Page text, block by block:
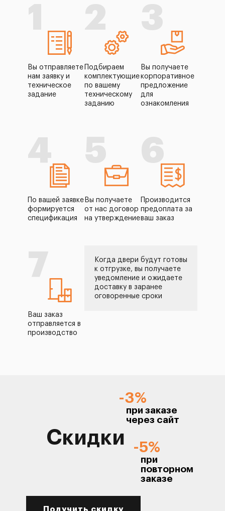
1
Вы отправляете
нам заявку и
техническое
задание
2
Подбираем
комплектующие
по вашему
техническому
заданию
3
Вы получаете
корпоративное
предложение
для
ознакомления
4
По вашей заявке
формируется
спецификация
5
Вы получаете
от нас договор
на утверждение
6
Производится
предоплата за
ваш заказ
7
Ваш заказ
отправляется в
производство
Когда двери будут готовы
к отгрузке, вы получаете
уведомление и ожидаете
доставку в заранее
оговоренные сроки
Скидки
-3%
при заказе
через сайт
-5%
при
повторном
заказе